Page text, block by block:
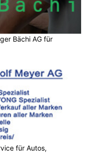
Bächi AG für
für Autos,